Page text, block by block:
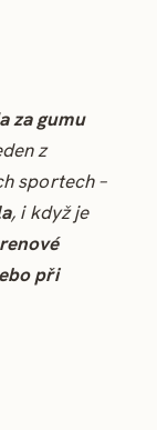
za gumu
z
sportech –
, i když je
při